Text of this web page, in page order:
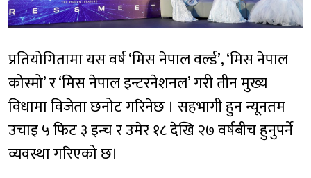
प्रतियोगितामा यस वर्ष ‘मिस नेपाल वर्ल्ड’, ‘मिस नेपाल
कोस्मो’ र ‘मिस नेपाल इन्टरनेशनल’ गरी तीन मुख्य
विधामा विजेता छनोट गरिनेछ । सहभागी हुन न्यूनतम
उचाइ ५ फिट ३ इन्च र उमेर १८ देखि २७ वर्षबीच हुनुपर्ने
व्यवस्था गरिएको छ।